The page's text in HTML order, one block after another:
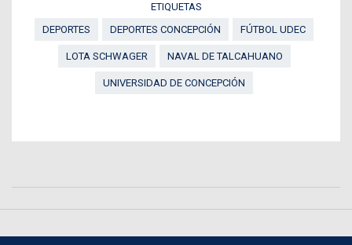
ETIQUETAS
DEPORTES
DEPORTES CONCEPCIÓN FÚTBOL UDEC
LOTA SCHWAGER NAVAL DE TALCAHUANO
UNIVERSIDAD DE CONCEPCIÓN